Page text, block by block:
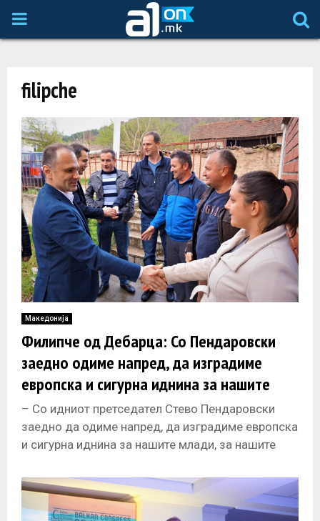
P
M
A
R
Y
M
E
N
U
filipche
Македонија
Филипче од Дебарца: Со Пендаровски
заедно одиме напред, да изградиме
европска и сигурна иднина за нашите
деца
– Со идниот претседател Стево Пендаровски
заедно да одиме напред, да изградиме европска
и сигурна иднина за нашите млади, за нашите